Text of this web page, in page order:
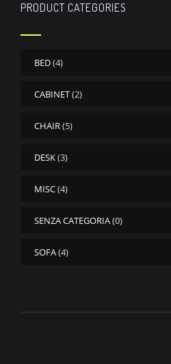
PRODUCT CATEGORIES
BED(4)
CABINET(2)
CHAIR(5)
DESK(3)
MISC(4)
SENZA CATEGORIA(0)
SOFA(4)